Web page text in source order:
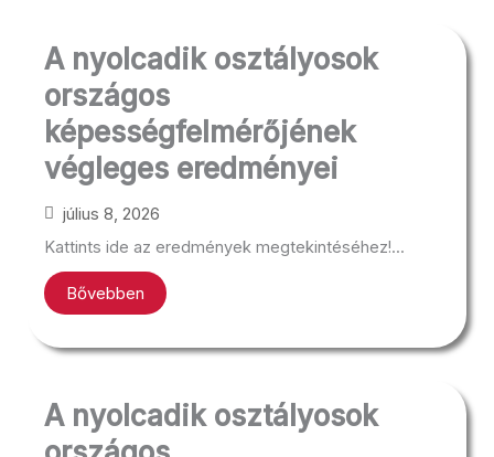
A nyolcadik osztályosok
országos
képességfelmérőjének
végleges eredményei
július 8, 2026
Kattints ide az eredmények megtekintéséhez!...
Bővebben
A nyolcadik osztályosok